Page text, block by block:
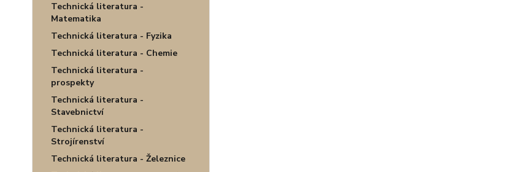
Technická literatura -
Matematika
Technická literatura - Fyzika
Technická literatura - Chemie
Technická literatura -
prospekty
Technická literatura -
Stavebnictví
Technická literatura -
Strojírenství
Technická literatura - Železnice